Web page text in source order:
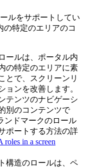
ルをサポートしてい
の特定のエリアのコ
ールは、ポータル内
の特定のエリアに素
とで、スクリーンリ
ョンを改善します。
テンツのナビゲーシ
別のコンテンツで
ンドマークのロール
ポートする方法の詳
in a screen
構造のロールは、ペ